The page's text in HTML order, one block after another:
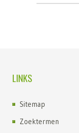
LINKS
Sitemap
Zoektermen